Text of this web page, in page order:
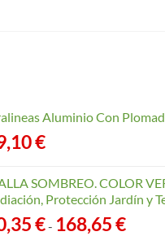
Aluminio Con
€
SOMBREO. COLOR
Protección Jardín y
€- 168,65€Rango